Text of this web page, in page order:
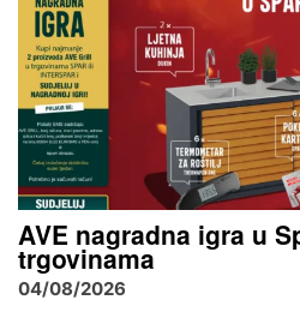
AVE nagradna igra u
trgovinama
04/08/2026